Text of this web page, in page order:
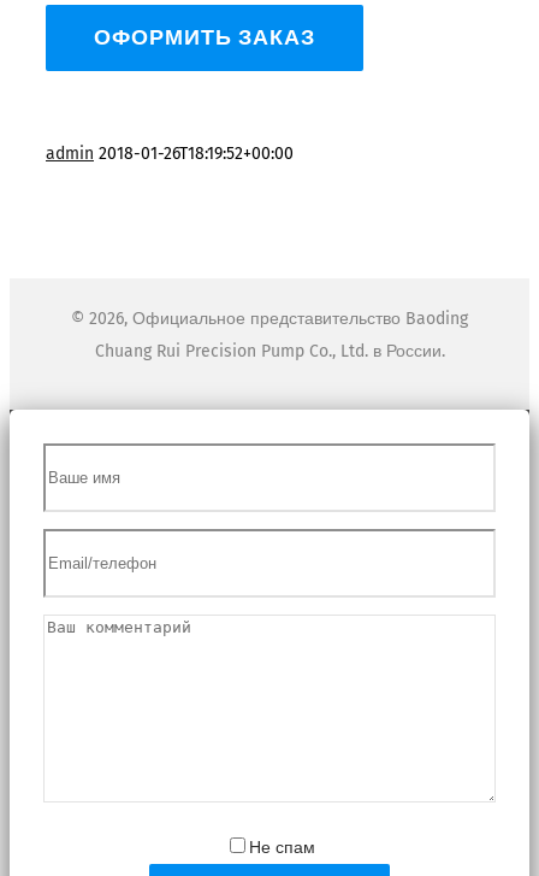
ОФОРМИТЬ ЗАКАЗ
admin 2018-01-26T18:19:52+00:00
© 2026, Официальное представительство Baoding
Chuang Rui Precision Pump Co., Ltd. в России.
Не спам